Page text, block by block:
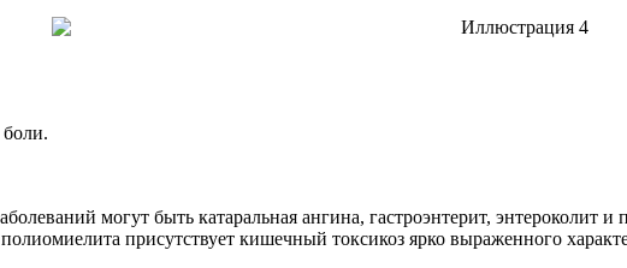
могут быть катаральная ангина, гастроэнтерит,
присутствует кишечный токсикоз ярко выраженного